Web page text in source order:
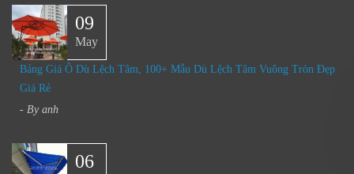
09
May
Bảng Giá Ô Dù Lệch Tâm, 100+ Mẫu Dù Lệch Tâm Vuông Tròn Đẹp
Giá Rẻ
- By anh
06